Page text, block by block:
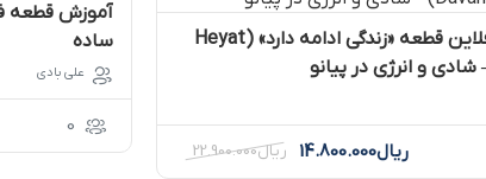
دوره آموزش آفلاین قطعه «زندگی ادامه دارد» (Heyat
ریال22.900.000 ریال14.800.000
ساده
علی بادی
0